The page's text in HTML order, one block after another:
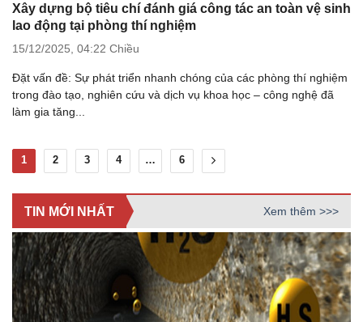
Xây dựng bộ tiêu chí đánh giá công tác an toàn vệ sinh
lao động tại phòng thí nghiệm
15/12/2025, 04:22 Chiều
Đặt vấn đề: Sự phát triển nhanh chóng của các phòng thí nghiệm
trong đào tạo, nghiên cứu và dịch vụ khoa học – công nghệ đã
làm gia tăng...
1 2 3 4 … 6
TIN MỚI NHẤT Xem thêm >>>